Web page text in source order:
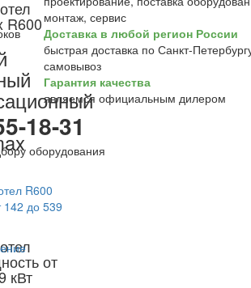
R600
от
кВт
монтаж, сервис
Доставка в любой регион России
быстрая доставка по Санкт-
самовывоз
Гарантия качества
являемся официальным дилером
18-31
оборудования